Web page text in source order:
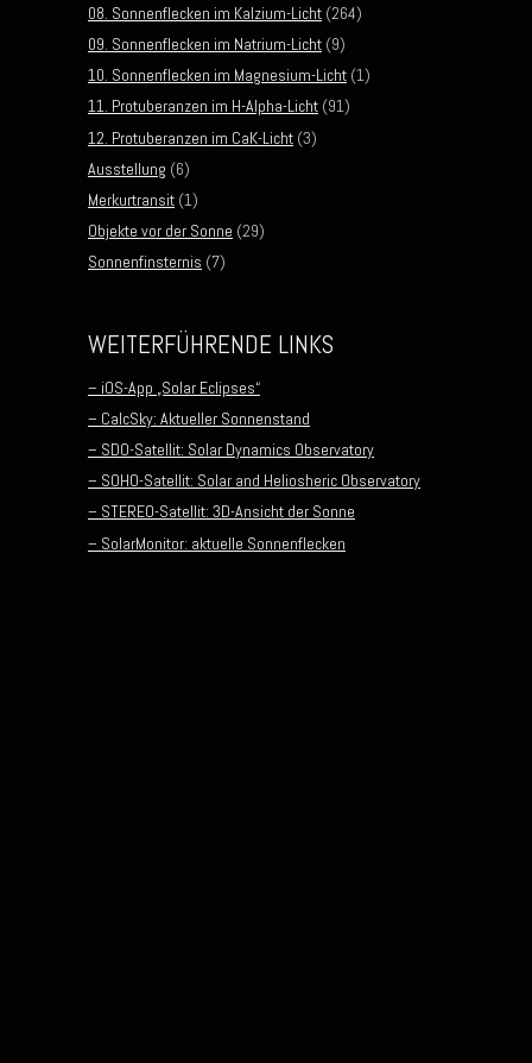
08. Sonnenflecken im Kalzium-Licht (264)
09. Sonnenflecken im Natrium-Licht (9)
10. Sonnenflecken im Magnesium-Licht (1)
11. Protuberanzen im H-Alpha-Licht (91)
12. Protuberanzen im CaK-Licht (3)
Ausstellung (6)
Merkurtransit (1)
Objekte vor der Sonne (29)
Sonnenfinsternis (7)
WEITERFÜHRENDE LINKS
– iOS-App „Solar Eclipses“
– CalcSky: Aktueller Sonnenstand
– SDO-Satellit: Solar Dynamics Observatory
– SOHO-Satellit: Solar and Heliosheric Observatory
– STEREO-Satellit: 3D-Ansicht der Sonne
– SolarMonitor: aktuelle Sonnenflecken